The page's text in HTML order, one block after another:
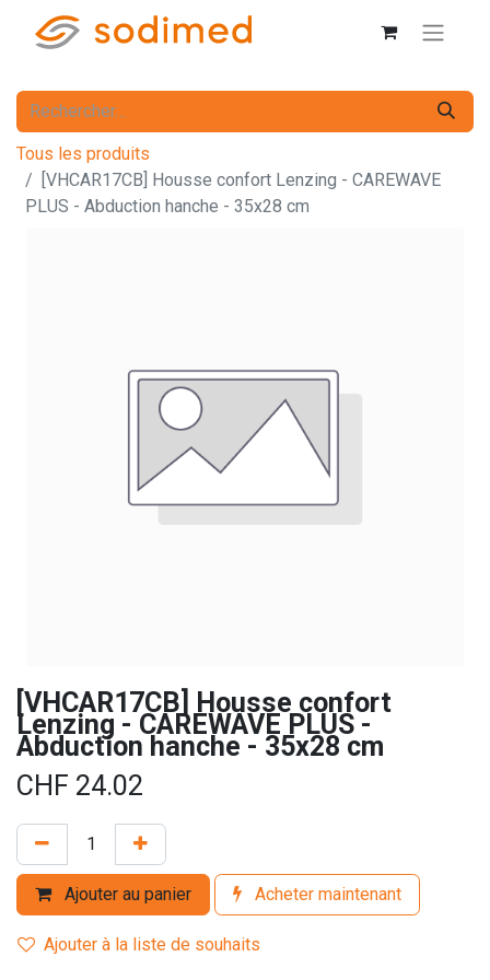
Tous les produits
[VHCAR17CB] Housse confort Lenzing - CAREWAVE
PLUS - Abduction hanche - 35x28 cm
[VHCAR17CB] Housse confort
Lenzing - CAREWAVE PLUS -
Abduction hanche - 35x28 cm
CHF 24.02
Ajouter au panier Acheter maintenant
Ajouter à la liste de souhaits